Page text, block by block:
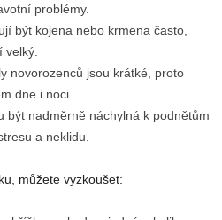
problémy.
být kojena nebo krmena často,
velký.
novorozenců jsou krátké, proto
dne i noci.
být nadměrně náchylná k podnětům
a neklidu.
můžete vyzkoušet: